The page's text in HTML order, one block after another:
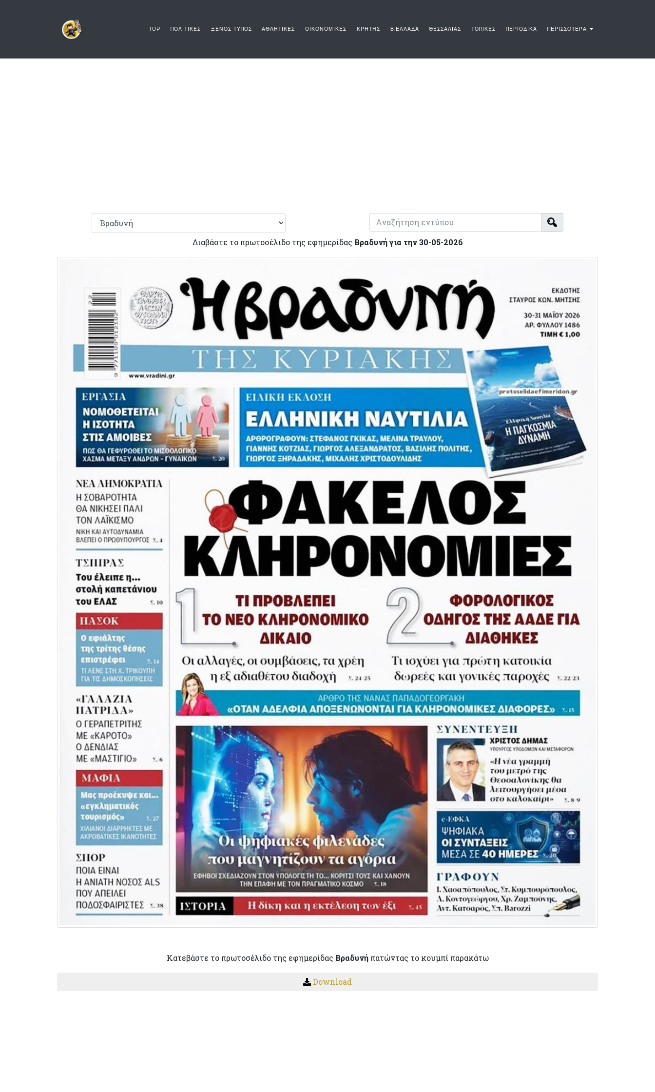
TOP ΠΟΛΙΤΙΚΕΣ ΞΕΝΟΣ ΤΥΠΟΣ ΑΘΛΗΤΙΚΕΣ ΟΙΚΟΝΟΜΙΚΕΣ ΚΡΗΤΗΣ Β.ΕΛΛΑΔΑ ΘΕΣΣΑΛΙΑΣ ΤΟΠΙΚΕΣ ΠΕΡΙΟΔΙΚΑ ΠΕΡΙΣΣΟΤΕΡΑ
Διαβάστε το πρωτοσέλιδο της εφημερίδας Βραδυνή για την 30-05-2026
Κατεβάστε το πρωτοσέλιδο της εφημερίδας Βραδυνήπατώντας το κουμπί παρακάτω
Download